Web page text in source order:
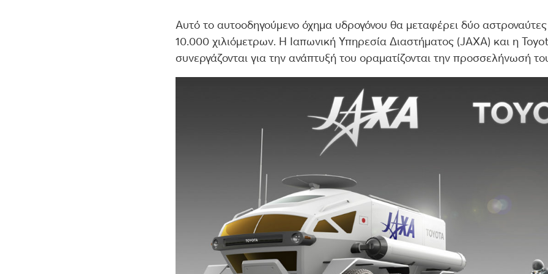
Αυτό το αυτοοδηγούμενο όχημα υδρογόνου θα μεταφέρει δύο
10.000 χιλιόμετρων. Η Ιαπωνική Υπηρεσία Διαστήματος (JAXA) και η
συνεργάζονται για την ανάπτυξή του οραματίζονται την προσσελήνωσή